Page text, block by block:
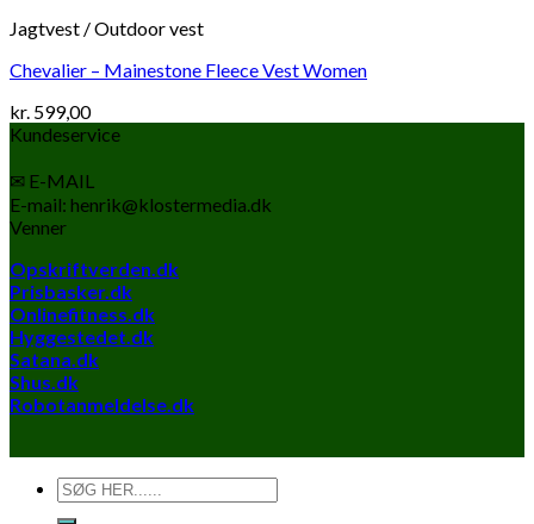
Jagtvest / Outdoor vest
Chevalier – Mainestone Fleece Vest Women
kr. 599,00
Kundeservice
✉ E-MAIL
E-mail: henrik@klostermedia.dk
Venner
Opskriftverden.dk
Prisbasker.dk
Onlinefitness.dk
Hyggestedet.dk
Satana.dk
Shus.dk
Robotanmeldelse.dk
Søg
efter: